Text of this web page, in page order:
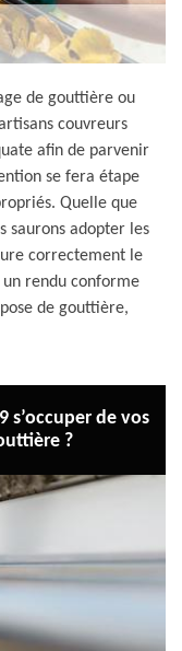
de gouttière ou
couvreurs
afin de parvenir
se fera étape
Quelle que
saurons adopter les
correctement le
un rendu conforme
de gouttière,
s’occuper de vos
?